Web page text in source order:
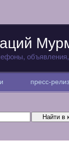
пресс-